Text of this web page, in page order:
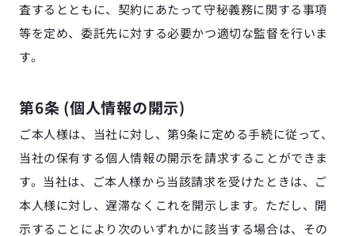
査するとともに、契約にあたって守秘義務に関する事項
等を定め、委託先に対する必要かつ適切な監督を行いま
す。
第6条 (個人情報の開示)
ご本人様は、当社に対し、第9条に定める手続に従って、
当社の保有する個人情報の開示を請求することができま
す。当社は、ご本人様から当該請求を受けたときは、ご
本人様に対し、遅滞なくこれを開示します。ただし、開
示することにより次のいずれかに該当する場合は、その